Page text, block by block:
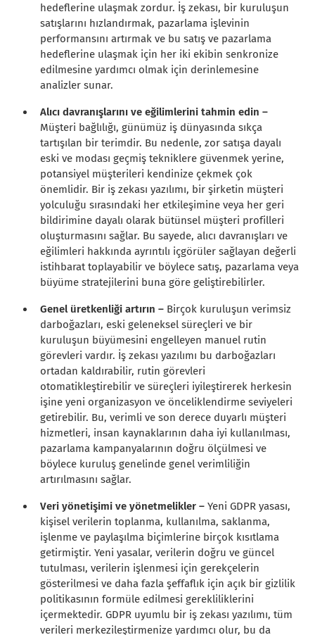
hedeflerine ulaşmak zordur. İş zekası, bir kuruluşun
satışlarını hızlandırmak, pazarlama işlevinin
performansını artırmak ve bu satış ve pazarlama
hedeflerine ulaşmak için her iki ekibin senkronize
edilmesine yardımcı olmak için derinlemesine
analizler sunar.
Alıcı davranışlarını ve eğilimlerini tahmin edin –
Müşteri bağlılığı, günümüz iş dünyasında sıkça
tartışılan bir terimdir. Bu nedenle, zor satışa dayalı
eski ve modası geçmiş tekniklere güvenmek yerine,
potansiyel müşterileri kendinize çekmek çok
önemlidir. Bir iş zekası yazılımı, bir şirketin müşteri
yolculuğu sırasındaki her etkileşimine veya her geri
bildirimine dayalı olarak bütünsel müşteri profilleri
oluşturmasını sağlar. Bu sayede, alıcı davranışları ve
eğilimleri hakkında ayrıntılı içgörüler sağlayan değerli
istihbarat toplayabilir ve böylece satış, pazarlama veya
büyüme stratejilerini buna göre geliştirebilirler.
Genel üretkenliği artırın – Birçok kuruluşun verimsiz
darboğazları, eski geleneksel süreçleri ve bir
kuruluşun büyümesini engelleyen manuel rutin
görevleri vardır. İş zekası yazılımı bu darboğazları
ortadan kaldırabilir, rutin görevleri
otomatikleştirebilir ve süreçleri iyileştirerek herkesin
işine yeni organizasyon ve önceliklendirme seviyeleri
getirebilir. Bu, verimli ve son derece duyarlı müşteri
hizmetleri, insan kaynaklarının daha iyi kullanılması,
pazarlama kampanyalarının doğru ölçülmesi ve
böylece kuruluş genelinde genel verimliliğin
artırılmasını sağlar.
Veri yönetişimi ve yönetmelikler –Yeni GDPR yasası,
kişisel verilerin toplanma, kullanılma, saklanma,
işlenme ve paylaşılma biçimlerine birçok kısıtlama
getirmiştir. Yeni yasalar, verilerin doğru ve güncel
tutulması, verilerin işlenmesi için gerekçelerin
gösterilmesi ve daha fazla şeffaflık için açık bir gizlilik
politikasının formüle edilmesi gerekliliklerini
içermektedir. GDPR uyumlu bir iş zekası yazılımı, tüm
verileri merkezileştirmenize yardımcı olur, bu da